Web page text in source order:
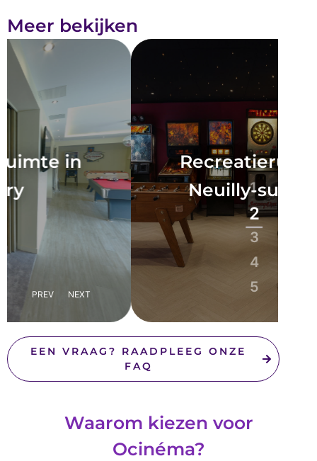
Meer bekijken
Recreatieruimte in
Neuilly-sur-Seine
1
2
3
4
5
PREV NEXT
EEN VRAAG? RAADPLEEG ONZE
FAQ
Waarom kiezen voor
Ocinéma?